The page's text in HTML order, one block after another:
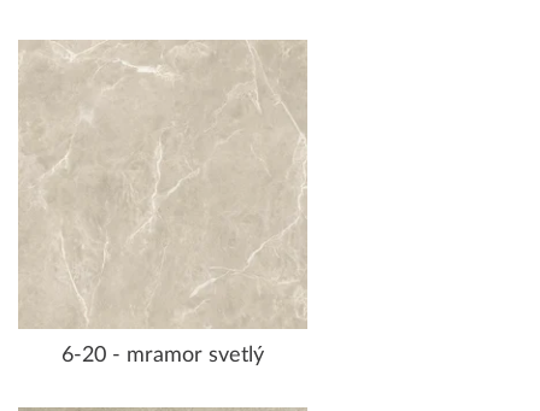
6-20 - mramor svetlý